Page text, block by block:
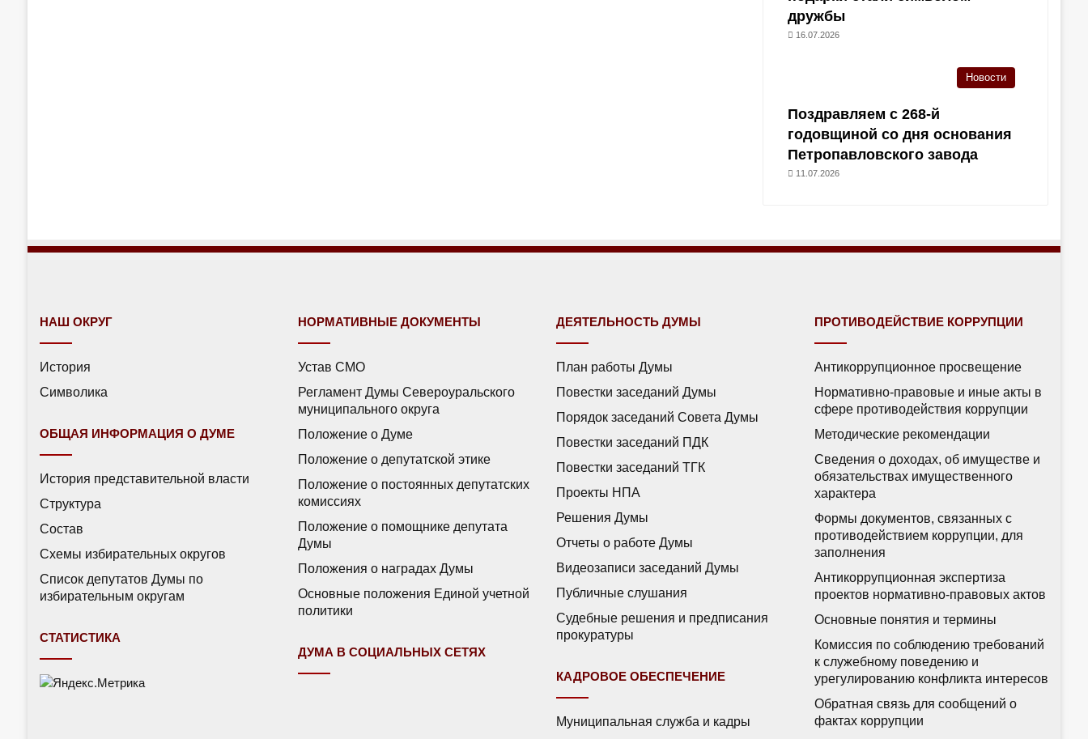
дружбы
16.07.2026
Новости
Поздравляем с 268-й
годовщиной со дня основания
Петропавловского завода
11.07.2026
НАШ ОКРУГ
История
Символика
ОБЩАЯ ИНФОРМАЦИЯ О ДУМЕ
История представительной власти
Структура
Состав
Схемы избирательных округов
Список депутатов Думы по
избирательным округам
СТАТИСТИКА
НОРМАТИВНЫЕ ДОКУМЕНТЫ
Устав СМО
Регламент Думы Североуральского
муниципального округа
Положение о Думе
Положение о депутатской этике
Положение о постоянных депутатских
комиссиях
Положение о помощнике депутата
Думы
Положения о наградах Думы
Основные положения Единой учетной
политики
ДУМА В СОЦИАЛЬНЫХ СЕТЯХ
ДЕЯТЕЛЬНОСТЬ ДУМЫ
План работы Думы
Повестки заседаний Думы
Порядок заседаний Совета Думы
Повестки заседаний ПДК
Повестки заседаний ТГК
Проекты НПА
Решения Думы
Отчеты о работе Думы
Видеозаписи заседаний Думы
Публичные слушания
Судебные решения и предписания
прокуратуры
КАДРОВОЕ ОБЕСПЕЧЕНИЕ
Муниципальная служба и кадры
ПРОТИВОДЕЙСТВИЕ КОРРУПЦИИ
Антикоррупционное просвещение
Нормативно-правовые и иные акты в
сфере противодействия коррупции
Методические рекомендации
Сведения о доходах, об имуществе и
обязательствах имущественного
характера
Формы документов, связанных с
противодействием коррупции, для
заполнения
Антикоррупционная экспертиза
проектов нормативно-правовых актов
Основные понятия и термины
Комиссия по соблюдению требований
к служебному поведению и
урегулированию конфликта интересов
Обратная связь для сообщений о
фактах коррупции